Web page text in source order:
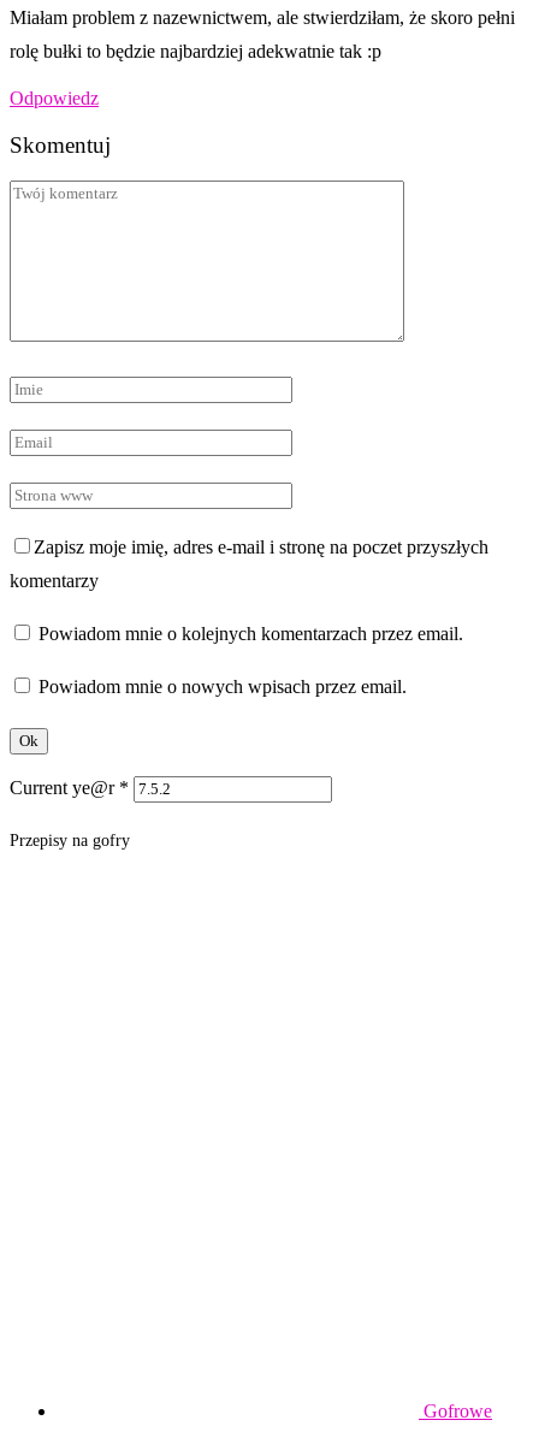
Miałam problem z nazewnictwem, ale stwierdziłam, że skoro pełni
rolę bułki to będzie najbardziej adekwatnie tak :p
Odpowiedz
Skomentuj
Zapisz moje imię, adres e-mail i stronę na poczet przyszłych
komentarzy
Powiadom mnie o kolejnych komentarzach przez email.
Powiadom mnie o nowych wpisach przez email.
Current ye@r *
Przepisy na gofry
Gofrowe